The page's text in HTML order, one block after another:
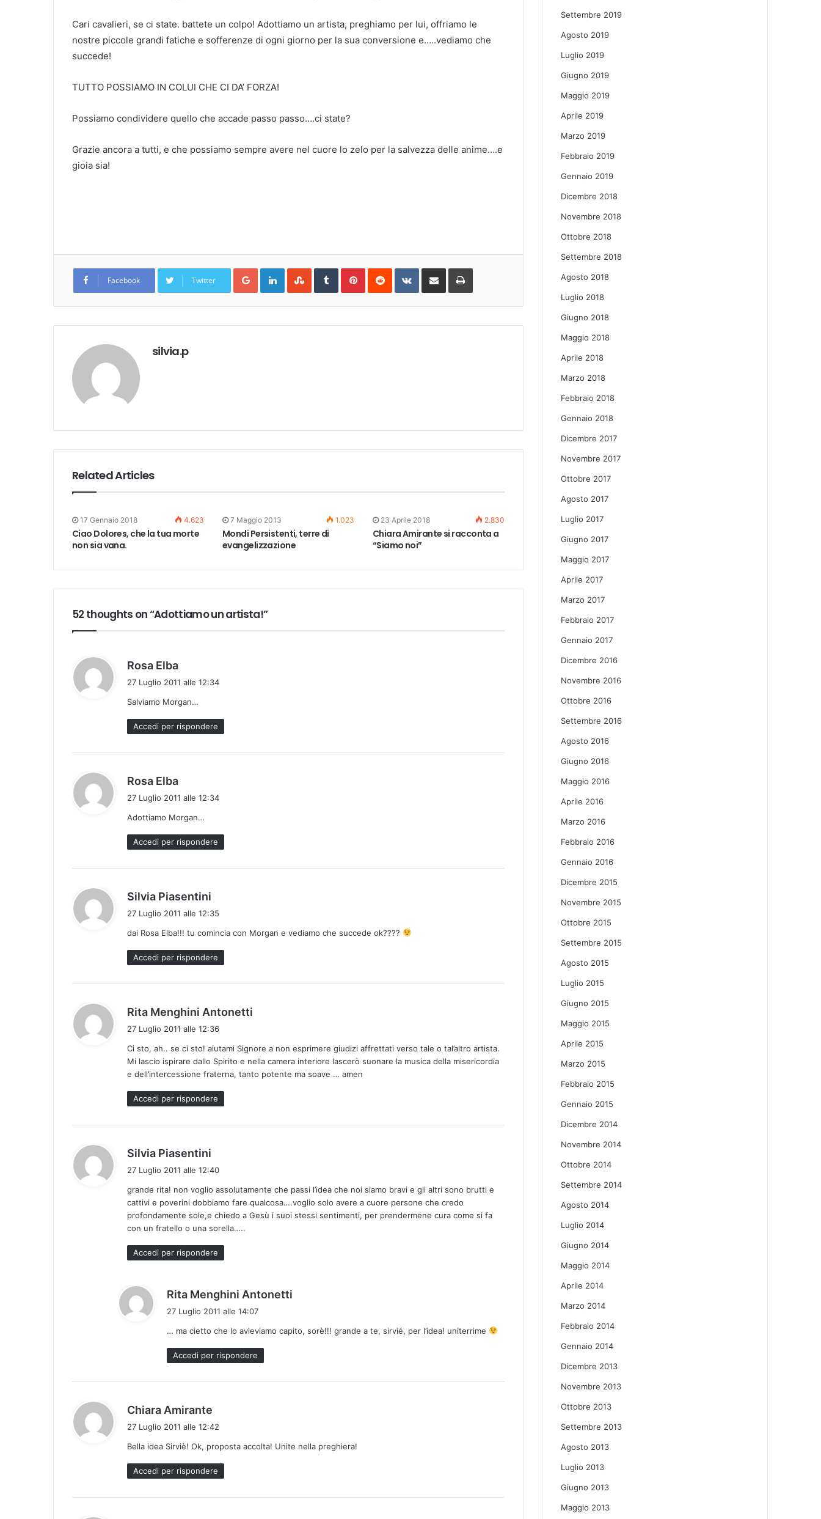
Cari cavalieri, se ci state. battete un colpo! Adottiamo un artista, preghiamo per lui, offriamo le
nostre piccole grandi fatiche e sofferenze di ogni giorno per la sua conversione e…..vediamo che
succede!
TUTTO POSSIAMO IN COLUI CHE CI DA’ FORZA!
Possiamo condividere quello che accade passo passo….ci state?
Grazie ancora a tutti, e che possiamo sempre avere nel cuore lo zelo per la salvezza delle anime….e
gioia sia!
Facebook Twitter
Google+LinkedInStumbleUpon
TumblrPinterestReddit VKontakteShare
Email
Print
silvia.p
Related Articles
17 Gennaio 2018 4.623
Ciao Dolores, che la tua morte
non sia vana.
7 Maggio 2013 1.023
Mondi Persistenti, terre di
evangelizzazione
23 Aprile 2018 2.830
Chiara Amirante si racconta a
“Siamo noi”
52 thoughts on “Adottiamo un artista!”
Rosa Elba
e
t
t
27 Luglio 2011 alle 12:34
Salviamo Morgan…
Accedi per rispondere
Rosa Elba
e
t
t
27 Luglio 2011 alle 12:34
Adottiamo Morgan…
Accedi per rispondere
Silvia Piasentini
e
t
t
27 Luglio 2011 alle 12:35
dai Rosa Elba!!! tu comincia con Morgan e vediamo che succede ok????
Accedi per rispondere
Rita Menghini Antonetti
e
t
t
27 Luglio 2011 alle 12:36
Ci sto, ah.. se ci sto! aiutami Signore a non esprimere giudizi affrettati verso tale o tal’altro artista.
Mi lascio ispirare dallo Spirito e nella camera interiore lascerò suonare la musica della misericordia
e dell’intercessione fraterna, tanto potente ma soave … amen
Accedi per rispondere
Silvia Piasentini
e
t
27 Luglio 2011 alle 12:40
grande rita! non voglio assolutamente che passi l’idea che noi siamo bravi e gli altri sono brutti e
cattivi e poverini dobbiamo fare qualcosa….voglio solo avere a cuore persone che credo
profondamente sole,e chiedo a Gesù i suoi stessi sentimenti, per prendermene cura come si fa
con un fratello o una sorella…..
Accedi per rispondere
Rita Menghini Antonetti
e
27 Luglio 2011 alle 14:07
… ma cietto che lo avieviamo capito, sorè!!! grande a te, sirvié, per l’idea! uniterrime
Accedi per rispondere
Chiara Amirante
e
t
t
27 Luglio 2011 alle 12:42
Bella idea Sirviè! Ok, proposta accolta! Unite nella preghiera!
Accedi per rispondere
Settembre 2019
Agosto 2019
Luglio 2019
Giugno 2019
Maggio 2019
Aprile 2019
Marzo 2019
Febbraio 2019
Gennaio 2019
Dicembre 2018
Novembre 2018
Ottobre 2018
Settembre 2018
Agosto 2018
Luglio 2018
Giugno 2018
Maggio 2018
Aprile 2018
Marzo 2018
Febbraio 2018
Gennaio 2018
Dicembre 2017
Novembre 2017
Ottobre 2017
Agosto 2017
Luglio 2017
Giugno 2017
Maggio 2017
Aprile 2017
Marzo 2017
Febbraio 2017
Gennaio 2017
Dicembre 2016
Novembre 2016
Ottobre 2016
Settembre 2016
Agosto 2016
Giugno 2016
Maggio 2016
Aprile 2016
Marzo 2016
Febbraio 2016
Gennaio 2016
Dicembre 2015
Novembre 2015
Ottobre 2015
Settembre 2015
Agosto 2015
Luglio 2015
Giugno 2015
Maggio 2015
Aprile 2015
Marzo 2015
Febbraio 2015
Gennaio 2015
Dicembre 2014
Novembre 2014
Ottobre 2014
Settembre 2014
Agosto 2014
Luglio 2014
Giugno 2014
Maggio 2014
Aprile 2014
Marzo 2014
Febbraio 2014
Gennaio 2014
Dicembre 2013
Novembre 2013
Ottobre 2013
Settembre 2013
Agosto 2013
Luglio 2013
Giugno 2013
Maggio 2013